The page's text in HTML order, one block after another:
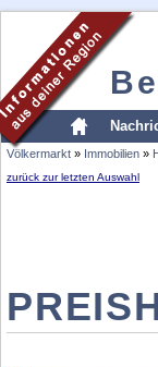
Völkermarkt » Immobilien »
zurück zur letzten Auswahl